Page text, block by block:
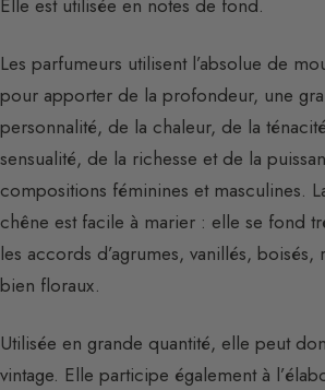
Elle est utilisée en notes de fond.
Les parfumeurs utilisent l’absolue de
pour apporter de la profondeur, une
personnalité, de la chaleur, de la
sensualité, de la richesse et de la
compositions féminines et masculines.
chêne est facile à marier : elle se fond
les accords d’agrumes, vanillés, boisés,
bien floraux.
Utilisée en grande quantité, elle peut
vintage. Elle participe également à